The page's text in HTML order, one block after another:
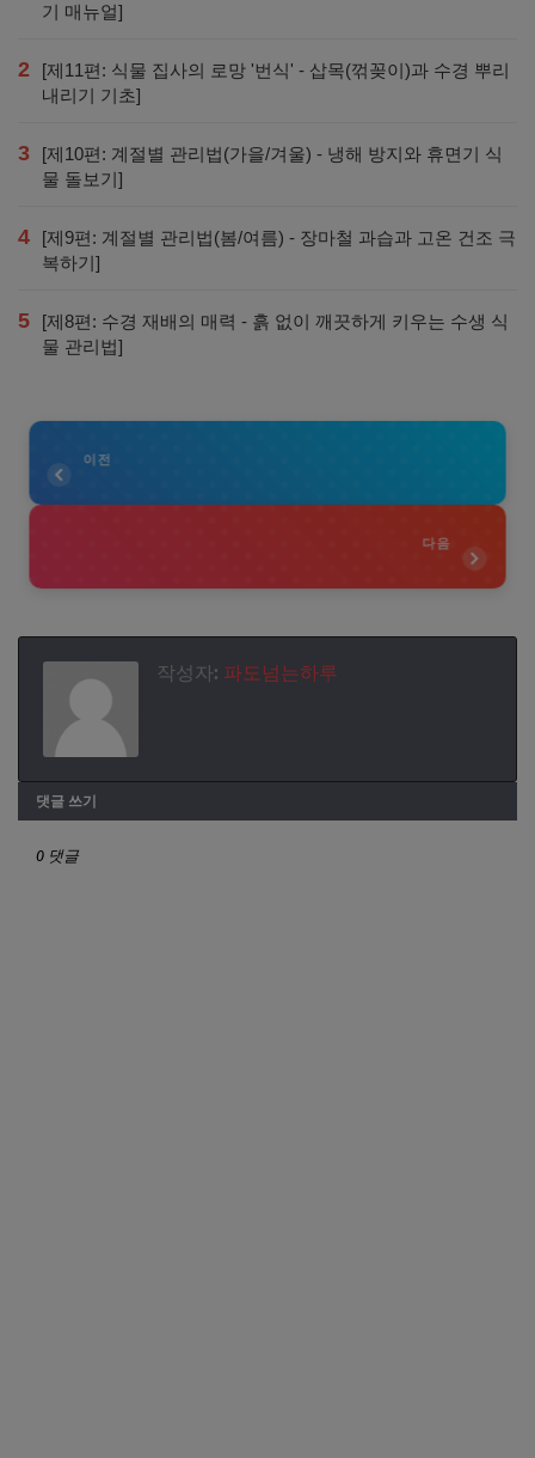
기 매뉴얼]
2
[제11편: 식물 집사의 로망 '번식' - 삽목(꺾꽂이)과 수경 뿌리
내리기 기초]
3
[제10편: 계절별 관리법(가을/겨울) - 냉해 방지와 휴면기 식
물 돌보기]
4
[제9편: 계절별 관리법(봄/여름) - 장마철 과습과 고온 건조 극
복하기]
5
[제8편: 수경 재배의 매력 - 흙 없이 깨끗하게 키우는 수생 식
물 관리법]
이전
다음
작성자: 파도넘는하루
댓글 쓰기
0 댓글